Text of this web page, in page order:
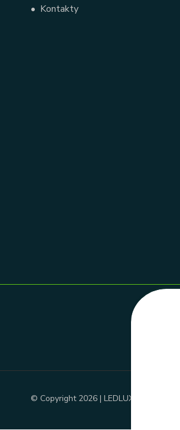
• Kontakty
© Copyright 2026 | LEDLUX, s.r.o.